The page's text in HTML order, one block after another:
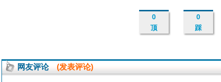
0
顶
0
踩
网友评论 (发表评论)